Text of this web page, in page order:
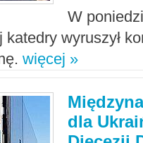
W
wyruszył
więcej »
dla